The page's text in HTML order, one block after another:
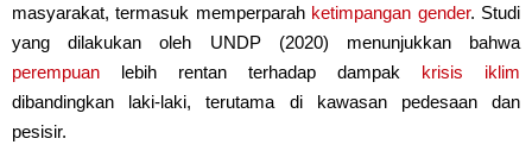
masyarakat, termasuk memperparah ketimpangan gender. Studi
yang dilakukan oleh UNDP (2020) menunjukkan bahwa
perempuan lebih rentan terhadap dampak krisis iklim
dibandingkan laki-laki, terutama di kawasan pedesaan dan
pesisir.